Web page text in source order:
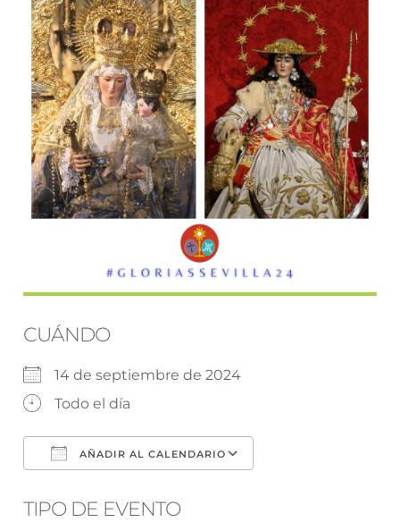
CUÁNDO
14 de septiembre de 2024
Todo el día
AÑADIR AL CALENDARIO
TIPO DE EVENTO